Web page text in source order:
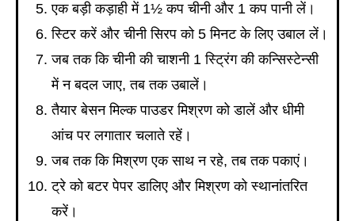
एक बड़ी कड़ाही में 1½ कप चीनी और 1 कप पानी लें।
स्टिर करें और चीनी सिरप को 5 मिनट के लिए उबाल लें।
जब तक कि चीनी की चाशनी 1 स्ट्रिंग की कन्सिस्टेन्सी
में न बदल जाए, तब तक उबालें।
तैयार बेसन मिल्क पाउडर मिश्रण को डालें और धीमी
आंच पर लगातार चलाते रहें।
जब तक कि मिश्रण एक साथ न रहे, तब तक पकाएं।
ट्रे को बटर पेपर डालिए और मिश्रण को स्थानांतरित
करें।